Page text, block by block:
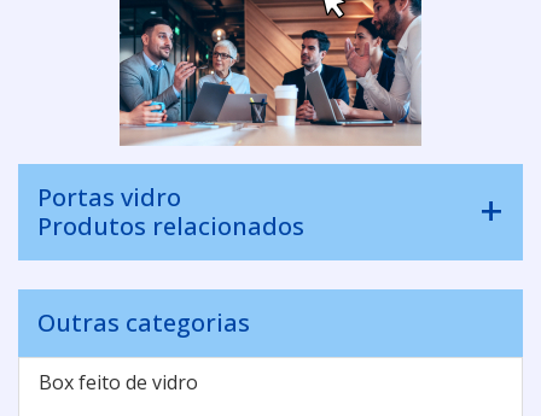
Portas vidro
Produtos relacionados
Outras categorias
Box feito de vidro